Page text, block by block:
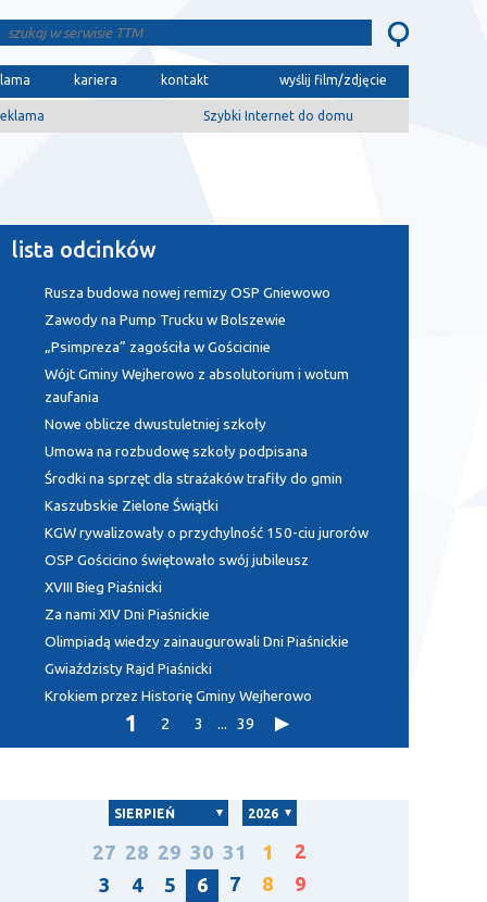
kariera kontakt wyślij film/zdjęcie
Szybki Internet do domu
lista odcinków
Rusza budowa nowej remizy OSP Gniewowo
Zawody na Pump Trucku w Bolszewie
„Psimpreza” zagościła w Gościcinie
Wójt Gminy Wejherowo z absolutorium i wotum
zaufania
Nowe oblicze dwustuletniej szkoły
Umowa na rozbudowę szkoły podpisana
Środki na sprzęt dla strażaków trafiły do gmin
Kaszubskie Zielone Świątki
KGW rywalizowały o przychylność 150-ciu jurorów
OSP Gościcino świętowało swój jubileusz
XVIII Bieg Piaśnicki
Za nami XIV Dni Piaśnickie
Olimpiadą wiedzy zainaugurowali Dni Piaśnickie
Gwiaździsty Rajd Piaśnicki
Krokiem przez Historię Gminy Wejherowo
1 2 3 ... 39
SIERPIEŃ 2026
27 28 29 30 31 1
2
3
4 5 6 7 8
9